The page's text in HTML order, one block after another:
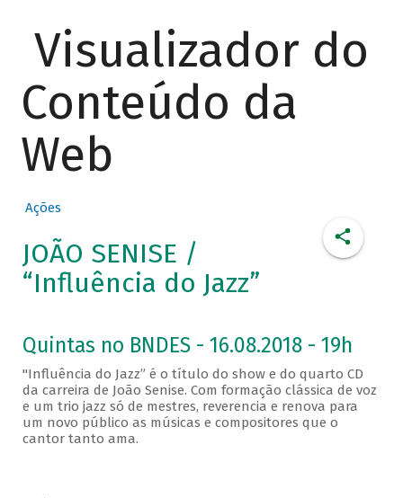
Visualizador do
Conteúdo da
Web
Ações
JOÃO SENISE /
“Influência do Jazz”
Quintas no BNDES - 16.08.2018 - 19h
"Influência do Jazz” é o título do show e do quarto CD
da carreira de João Senise. Com formação clássica de voz
e um trio jazz só de mestres, reverencia e renova para
um novo público as músicas e compositores que o
cantor tanto ama.